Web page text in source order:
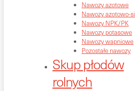
Nawozy azotowe
Nawozy azotowo-
Nawozy NPK/PK
Nawozy potasowe
Nawozy wapniowe
Pozostałe nawozy
Skup płodów
rolnych